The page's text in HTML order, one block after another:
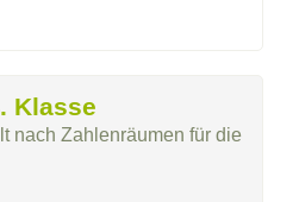
Klasse
nach Zahlenräumen für die